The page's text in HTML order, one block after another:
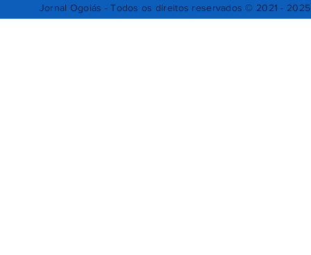
Jornal Ogoiás - Todos os direitos reservados © 2021 - 2025